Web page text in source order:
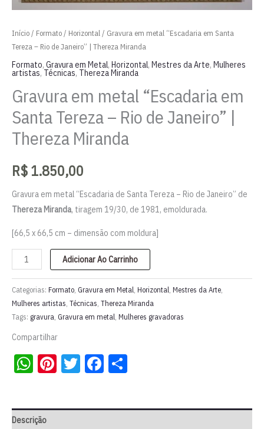
Início/ Formato/ Horizontal/ Gravura em metal “Escadaria em Santa
Tereza – Rio de Janeiro” | Thereza Miranda
Formato, Gravura em Metal, Horizontal, Mestres da Arte, Mulheres
artistas, Técnicas, Thereza Miranda
Gravura em metal “Escadaria em
Santa Tereza – Rio de Janeiro” |
Thereza Miranda
R$1.850,00
Gravura em metal “Escadaria de Santa Tereza – Rio de Janeiro” de
Thereza Miranda, tiragem 19/30, de 1981, emoldurada.
[66,5 x 66,5 cm – dimensão com moldura]
Gravura
em
metal
"Escadaria
em
Santa
Janeiro"
|
Adicionar Ao Carrinho
Categorias: Formato Gravura em Metal Horizontal Mestres da Arte
Mulheres artistas Técnicas Thereza Miranda
Tags: gravura Gravura em metal Mulheres gravadoras
Compartilhar
WhatsApp
Pinterest
TwitterFacebook
Descrição